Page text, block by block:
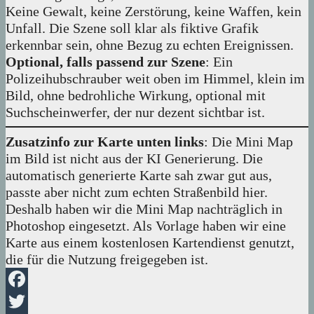
Keine Gewalt, keine Zerstörung, keine Waffen, kein
Unfall. Die Szene soll klar als fiktive Grafik
erkennbar sein, ohne Bezug zu echten Ereignissen.
Optional, falls passend zur Szene: Ein
Polizeihubschrauber weit oben im Himmel, klein im
Bild, ohne bedrohliche Wirkung, optional mit
Suchscheinwerfer, der nur dezent sichtbar ist.
Zusatzinfo zur Karte unten links: Die Mini Map
im Bild ist nicht aus der KI Generierung. Die
automatisch generierte Karte sah zwar gut aus,
passte aber nicht zum echten Straßenbild hier.
Deshalb haben wir die Mini Map nachträglich in
Photoshop eingesetzt. Als Vorlage haben wir eine
Karte aus einem kostenlosen Kartendienst genutzt,
die für die Nutzung freigegeben ist.
Facebook